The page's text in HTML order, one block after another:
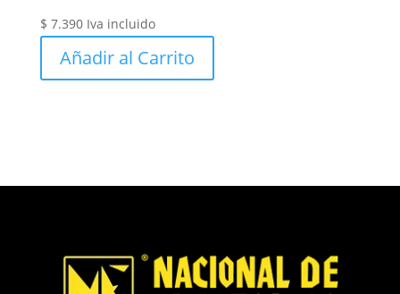
$ 7.390 Iva incluido
Añadir al Carrito